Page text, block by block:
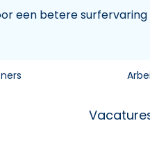
een betere